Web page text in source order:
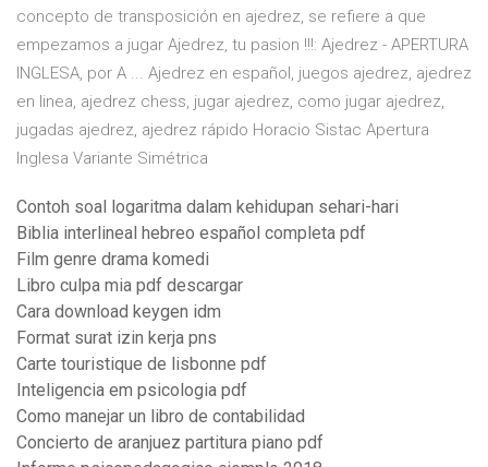
concepto de transposición en ajedrez, se refiere a que
empezamos a jugar Ajedrez, tu pasion !!!: Ajedrez - APERTURA
INGLESA, por A ... Ajedrez en español, juegos ajedrez, ajedrez
en linea, ajedrez chess, jugar ajedrez, como jugar ajedrez,
jugadas ajedrez, ajedrez rápido Horacio Sistac Apertura
Inglesa Variante Simétrica
Contoh soal logaritma dalam kehidupan sehari-hari
Biblia interlineal hebreo español completa pdf
Film genre drama komedi
Libro culpa mia pdf descargar
Cara download keygen idm
Format surat izin kerja pns
Carte touristique de lisbonne pdf
Inteligencia em psicologia pdf
Como manejar un libro de contabilidad
Concierto de aranjuez partitura piano pdf